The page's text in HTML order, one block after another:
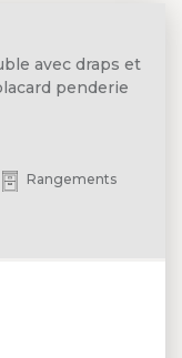
avec draps et
penderie
Rangements